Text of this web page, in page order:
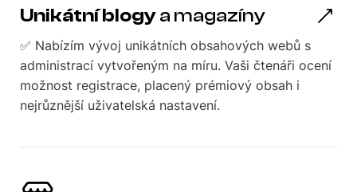
Unikátní blogya magazíny
✅ Nabízím vývoj unikátních obsahových webů s
administrací vytvořeným na míru. Vaši čtenáři ocení
možnost registrace, placený prémiový obsah i
nejrůznější uživatelská nastavení.